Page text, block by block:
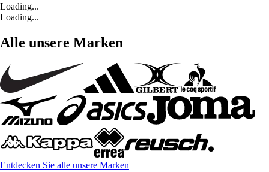
Loading...
Loading...
Alle unsere Marken
Entdecken Sie alle unsere Marken